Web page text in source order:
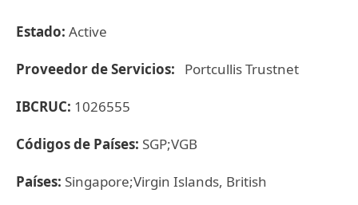
Estado: Active
Proveedor de Servicios: Portcullis Trustnet
IBCRUC: 1026555
Códigos de Países: SGP;VGB
Países: Singapore;Virgin Islands, British